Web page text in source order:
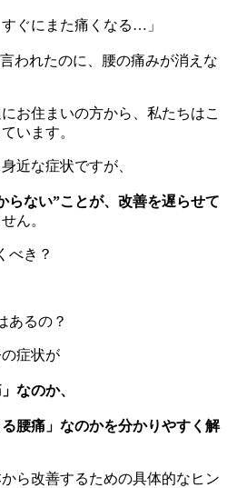
ぐにまた痛くなる…」
われたのに、腰の痛みが消えな
お住まいの方から、私たちはこ
います。
近な症状ですが、
らない”ことが、改善を遅らせて
ん。
べき？
あるの？
症状が
なのか、
腰痛」なのかを分かりやすく解
ら改善するための具体的なヒン